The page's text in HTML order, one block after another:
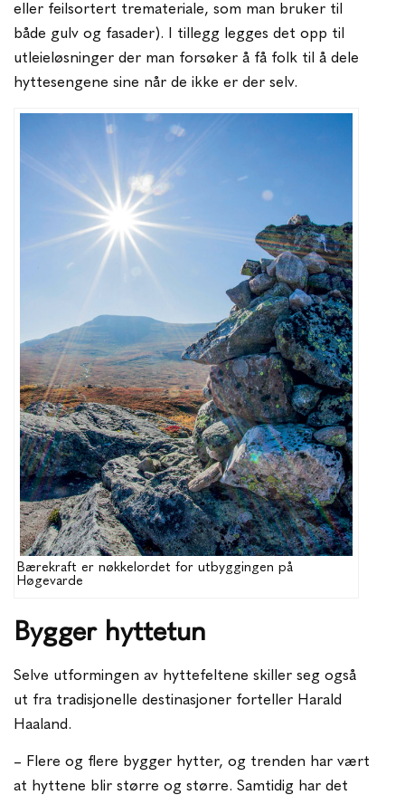
eller feilsortert tremateriale, som man bruker til
både gulv og fasader). I tillegg legges det opp til
utleieløsninger der man forsøker å få folk til å dele
hyttesengene sine når de ikke er der selv.
Bærekraft er nøkkelordet for utbyggingen på
Høgevarde
Bygger hyttetun
Selve utformingen av hyttefeltene skiller seg også
ut fra tradisjonelle destinasjoner forteller Harald
Haaland.
– Flere og flere bygger hytter, og trenden har vært
at hyttene blir større og større. Samtidig har det